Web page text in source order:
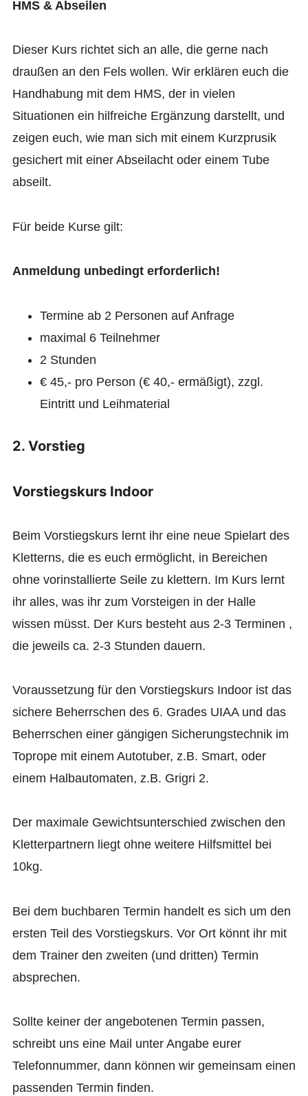
HMS & Abseilen
Dieser Kurs richtet sich an alle, die gerne nach
draußen an den Fels wollen. Wir erklären euch die
Handhabung mit dem HMS, der in vielen
Situationen ein hilfreiche Ergänzung darstellt, und
zeigen euch, wie man sich mit einem Kurzprusik
gesichert mit einer Abseilacht oder einem Tube
abseilt.
Für beide Kurse gilt:
Anmeldung unbedingt erforderlich!
Termine ab 2 Personen auf Anfrage
maximal 6 Teilnehmer
2 Stunden
€ 45,- pro Person (€ 40,- ermäßigt), zzgl.
Eintritt und Leihmaterial
2. Vorstieg
Vorstiegskurs Indoor
Beim Vorstiegskurs lernt ihr eine neue Spielart des
Kletterns, die es euch ermöglicht, in Bereichen
ohne vorinstallierte Seile zu klettern. Im Kurs lernt
ihr alles, was ihr zum Vorsteigen in der Halle
wissen müsst. Der Kurs besteht aus 2-3 Terminen ,
die jeweils ca. 2-3 Stunden dauern.
Voraussetzung für den Vorstiegskurs Indoor ist das
sichere Beherrschen des 6. Grades UIAA und das
Beherrschen einer gängigen Sicherungstechnik im
Toprope mit einem Autotuber, z.B. Smart, oder
einem Halbautomaten, z.B. Grigri 2.
Der maximale Gewichtsunterschied zwischen den
Kletterpartnern liegt ohne weitere Hilfsmittel bei
10kg.
Bei dem buchbaren Termin handelt es sich um den
ersten Teil des Vorstiegskurs. Vor Ort könnt ihr mit
dem Trainer den zweiten (und dritten) Termin
absprechen.
Sollte keiner der angebotenen Termin passen,
schreibt uns eine Mail unter Angabe eurer
Telefonnummer, dann können wir gemeinsam einen
passenden Termin finden.